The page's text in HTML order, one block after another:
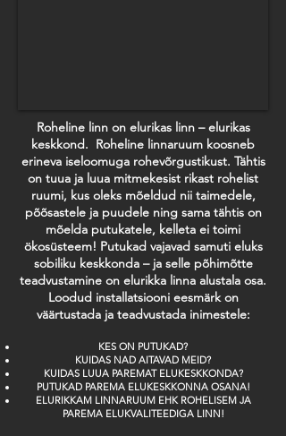
Roheline linn on elurikas linn – elurikas
keskkond. Roheline linnaruum koosneb
erineva iseloomuga rohevõrgustikust. Tähtis
on tuua ja luua mitmekesist rikast rohelist
ruumi, kus oleks mõeldud nii taimedele,
põõsastele ja puudele ning sama tähtis on
mõelda putukatele, kelleta ei toimi
ökosüsteem! Putukad vajavad samuti eluks
sobiliku keskkonda – ja selle põhimõtte
teadvustamine on elurikka linna alustala osa.
Loodud installatsiooni eesmärk on
väärtustada ja teadvustada inimestele:
KES ON PUTUKAD?
KUIDAS NAD AITAVAD MEID?
KUIDAS LUUA PAREMAT ELUKESKKONDA?
PUTUKAD PAREMA ELUKESKKONNA OSANA!
ELURIKKAM LINNARUUM EHK ROHELISEM JA
PAREMA ELUKVALITEEDIGA LINN!